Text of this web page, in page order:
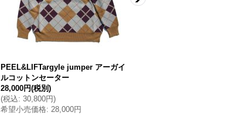
PEEL&LIFTargyle jumper アーガイ
ルコットンセーター
28,000円(税別)
(税込: 30,800円)
希望小売価格: 28,000円